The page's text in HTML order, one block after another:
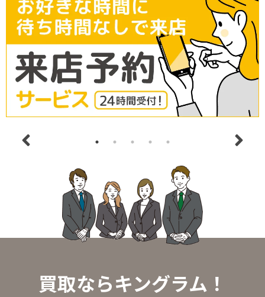
買取ならキングラム！